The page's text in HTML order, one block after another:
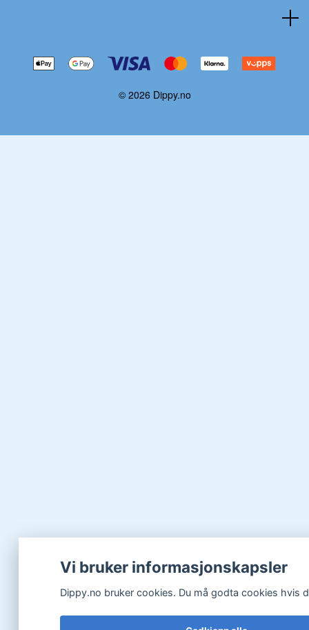
© 2026 Dippy.no
Vi bruker informasjonskapsler
Dippy.no bruker cookies. Du må godta cookies hvis